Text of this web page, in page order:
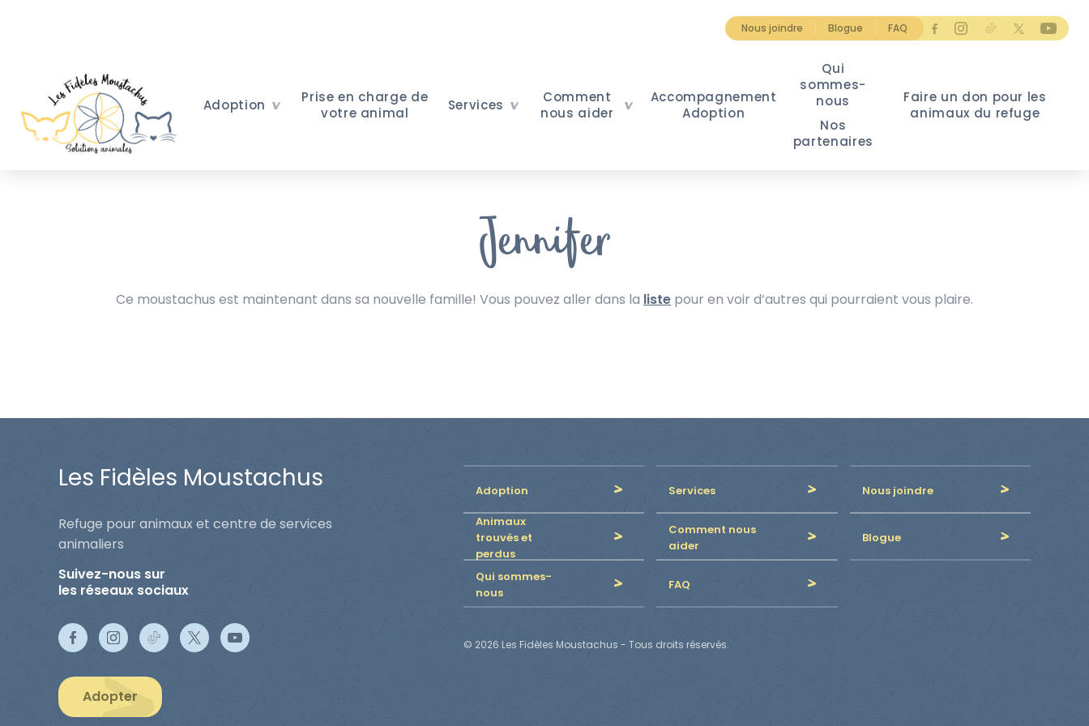
Nous joindre Blogue FAQ
Adoption
Prise en charge de
votre animal
Services
Comment
nous aider
Accompagnement
Adoption
Qui
sommes-
nous
Nos
partenaires
Faire un don pour les
animaux du refuge
Jennifer
Ce moustachus est maintenant dans sa nouvelle famille! Vous pouvez aller dans la liste pour en voir d’autres qui pourraient vous plaire.
Les Fidèles Moustachus
Refuge pour animaux et centre de services
animaliers
Suivez-nous sur
les réseaux sociaux
Adopter
Adoption Services
Nous joindre
Animaux
trouvés et
perdus
Comment nous
aider
Blogue
Qui sommes-
nous
FAQ
© 2026 Les Fidèles Moustachus - Tous droits réservés.